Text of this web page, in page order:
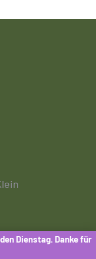
Dienstag. Danke für